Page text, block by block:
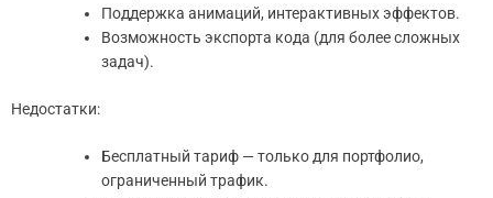
Поддержка анимаций, интерактивных эффектов.
Возможность экспорта кода (для более сложных
задач).
Недостатки:
Бесплатный тариф — только для портфолио,
ограниченный трафик.